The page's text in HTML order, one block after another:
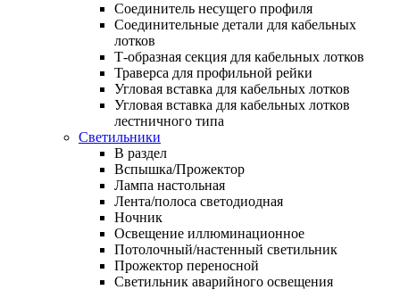
Соединитель несущего профиля
Соединительные детали для кабельных
лотков
Т-образная секция для кабельных лотков
Траверса для профильной рейки
Угловая вставка для кабельных лотков
Угловая вставка для кабельных лотков
лестничного типа
Светильники
В раздел
Вспышка/Прожектор
Лампа настольная
Лента/полоса светодиодная
Ночник
Освещение иллюминационное
Потолочный/настенный светильник
Прожектор переносной
Светильник аварийного освещения